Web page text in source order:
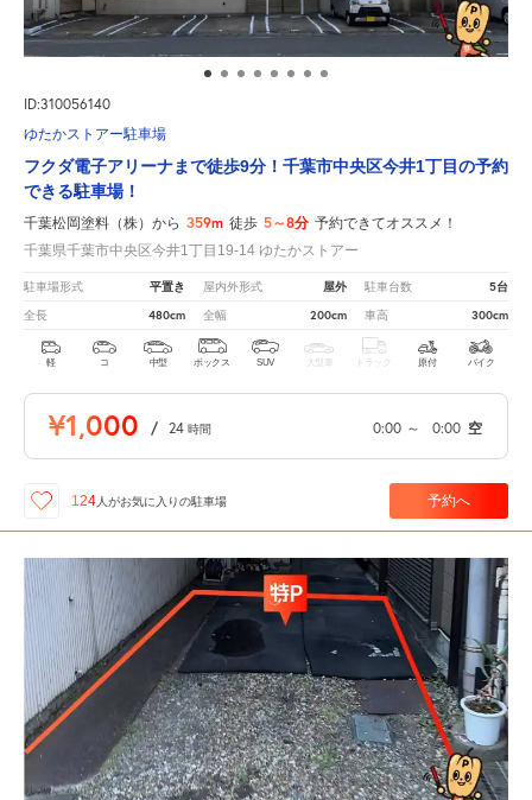
ID:310056140
ゆたかストアー駐車場
フクダ電子アリーナまで徒歩9分！千葉市中央区今井1丁目の予約
できる駐車場！
千葉松岡塗料（株）から 359m 徒歩 5～8分 予約できてオススメ！
千葉県千葉市中央区今井1丁目19-14 ゆたかストアー
駐車場形式 平置き 屋内外形式 屋外 駐車台数 5台
全長 480cm 全幅 200cm 車高 300cm
軽 コ 中型 ボックス SUV 大型車 トラック 原付 バイク
¥1,000 / 24 時間 0:00 ～ 0:00 空
124人がお気に入りの駐車場 予約へ